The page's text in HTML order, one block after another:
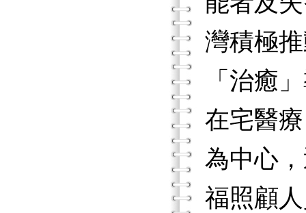
灣積極
「治癒
在宅醫
為中心
福照顧